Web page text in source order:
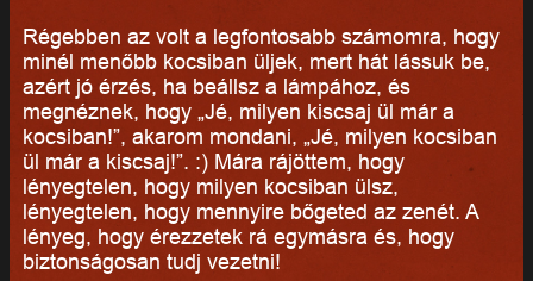
Régebben az volt a legfontosabb számomra, hogy
minél menőbb kocsiban üljek, mert hát lássuk be,
azért jó érzés, ha beállsz a lámpához, és
megnéznek, hogy „Jé, milyen kiscsaj ül már a
kocsiban!”, akarom mondani, „Jé, milyen kocsiban
ül már a kiscsaj!”. :) Mára rájöttem, hogy
lényegtelen, hogy milyen kocsiban ülsz,
lényegtelen, hogy mennyire bőgeted az zenét. A
lényeg, hogy érezzetek rá egymásra és, hogy
biztonságosan tudj vezetni!